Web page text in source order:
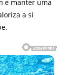
e manter uma
a si